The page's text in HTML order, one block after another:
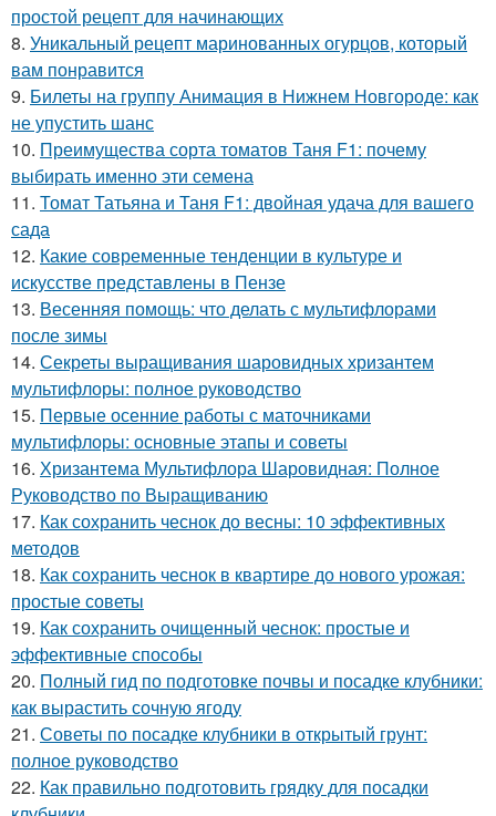
простой рецепт для начинающих
8. Уникальный рецепт маринованных огурцов, который
вам понравится
9. Билеты на группу Анимация в Нижнем Новгороде: как
не упустить шанс
10. Преимущества сорта томатов Таня F1: почему
выбирать именно эти семена
11. Томат Татьяна и Таня F1: двойная удача для вашего
сада
12. Какие современные тенденции в культуре и
искусстве представлены в Пензе
13. Весенняя помощь: что делать с мультифлорами
после зимы
14. Секреты выращивания шаровидных хризантем
мультифлоры: полное руководство
15. Первые осенние работы с маточниками
мультифлоры: основные этапы и советы
16. Хризантема Мультифлора Шаровидная: Полное
Руководство по Выращиванию
17. Как сохранить чеснок до весны: 10 эффективных
методов
18. Как сохранить чеснок в квартире до нового урожая:
простые советы
19. Как сохранить очищенный чеснок: простые и
эффективные способы
20. Полный гид по подготовке почвы и посадке клубники:
как вырастить сочную ягоду
21. Советы по посадке клубники в открытый грунт:
полное руководство
22. Как правильно подготовить грядку для посадки